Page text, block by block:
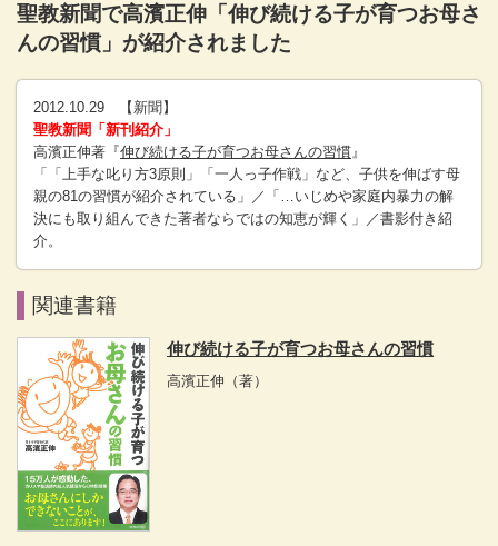
聖教新聞で高濱正伸「伸び続ける子が育つお母さ
んの習慣」が紹介されました
2012.10.29 【新聞】
聖教新聞「新刊紹介」
高濱正伸著『伸び続ける子が育つお母さんの習慣 』
「「上手な叱り方3原則」「一人っ子作戦」など、子供を伸ばす母
親の81の習慣が紹介されている」／「…いじめや家庭内暴力の解
決にも取り組んできた著者ならではの知恵が輝く」／書影付き紹
介。
関連書籍
伸び続ける子が育つお母さんの習慣
高濱正伸 （著）